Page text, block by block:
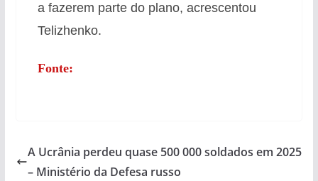
a fazerem parte do plano, acrescentou
Telizhenko.
Fonte:
A Ucrânia perdeu quase 500 000 soldados em 2025
– Ministério da Defesa russo